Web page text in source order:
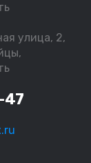
улица, 2,
47